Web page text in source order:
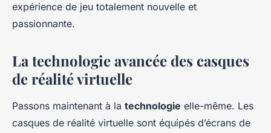
expérience de jeu totalement nouvelle et
passionnante.
La technologie avancée des casques
de réalité virtuelle
Passons maintenant à la technologie elle-même. Les
casques de réalité virtuelle sont équipés d’écrans de